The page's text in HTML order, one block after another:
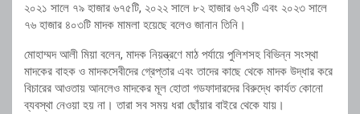
২০২১ সালে ৭৯ হাজার ৬৭৫টি, ২০২২ সালে ৮২ হাজার ৬৭২টি এবং ২০২৩ সালে
৭৬ হাজার ৪০৩টি মাদক মামলা হয়েছে বলেও জানান তিনি।
মোহাম্মদ আলী মিয়া বলেন, মাদক নিয়ন্ত্রণে মাঠ পর্যায়ে পুলিশসহ বিভিন্ন সংস্থা
মাদকের বাহক ও মাদকসেবীদের গ্রেপ্তার এবং তাদের কাছে থেকে মাদক উদ্ধার করে
বিচারের আওতায় আনলেও মাদকের মূল হোতা গডফাদারদের বিরুদ্ধে কার্যত কোনো
ব্যবস্থা নেওয়া হয় না। তারা সব সময় ধরা ছোঁয়ার বাইরে থেকে যায়।